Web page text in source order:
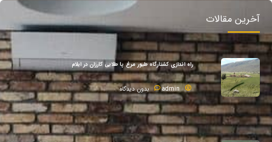
آخرین مقالات
راه اندازی کشتارگاه طیور مرغ پا طلایی کارزان در ایلام
admin بدون دیدگاه